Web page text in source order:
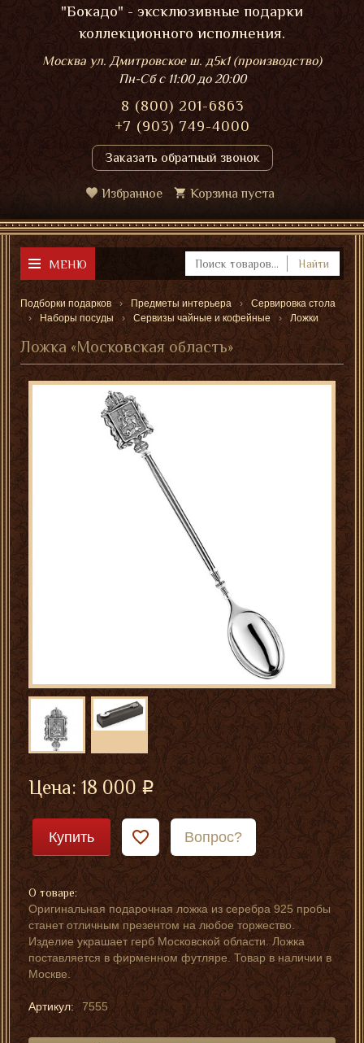
"Бокадо" - эксклюзивные подарки
коллекционного исполнения.
Москва ул. Дмитровское ш. д5к1 (производство)
Пн-Сбс 11:00 до 20:00
8 (800) 201-6863
+7 (903) 749-4000
Заказать обратный звонок
Избранное Корзина пуста
МЕНЮ Найти
Подборки подарков Предметы интерьера
Сервировка стола
Наборы посуды
Сервизы чайные и кофейные Ложки
Ложка «Московская область»
Цена:18 000
Купить Вопрос?
О товаре:
Оригинальная подарочная ложка из серебра 925 пробы
станет отличным презентом на любое торжество.
Изделие украшает герб Московской области. Ложка
поставляется в фирменном футляре. Товар в наличии в
Москве.
Артикул: 7555